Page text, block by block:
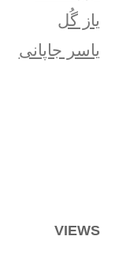
یاز گُل
یاسر جاپانی
VIEWS